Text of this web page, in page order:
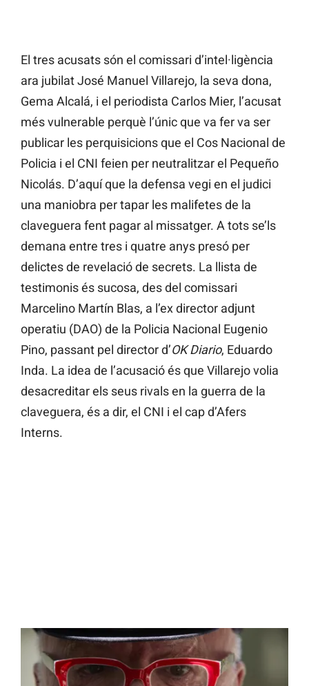
El tres acusats són el comissari d’intel·ligència
ara jubilat José Manuel Villarejo, la seva dona,
Gema Alcalá, i el periodista Carlos Mier, l’acusat
més vulnerable perquè l’únic que va fer va ser
publicar les perquisicions que el Cos Nacional de
Policia i el CNI feien per neutralitzar el Pequeño
Nicolás. D’aquí que la defensa vegi en el judici
una maniobra per tapar les malifetes de la
claveguera fent pagar al missatger. A tots se’ls
demana entre tres i quatre anys presó per
delictes de revelació de secrets. La llista de
testimonis és sucosa, des del comissari
Marcelino Martín Blas, a l’ex director adjunt
operatiu (DAO) de la Policia Nacional Eugenio
Pino, passant pel director d’OK Diario, Eduardo
Inda. La idea de l’acusació és que Villarejo volia
desacreditar els seus rivals en la guerra de la
claveguera, és a dir, el CNI i el cap d’Afers
Interns.